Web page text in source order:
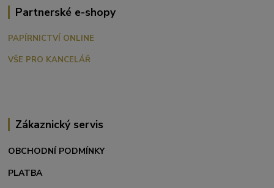
Partnerské e-shopy
PAPÍRNICTVÍ ONLINE
VŠE PRO KANCELÁŘ
Zákaznický servis
OBCHODNÍ PODMÍNKY
PLATBA